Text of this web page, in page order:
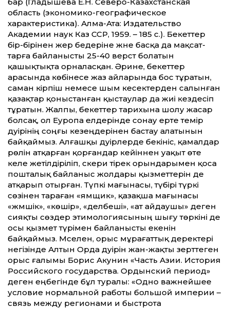
бар (Гладышева Е.Н. Северо-Казахстанская
область (экономико-географическое
характеристика). Алма-Ата: Издательство
Академии наук Каз ССР, 1959. – 185 с.). Бекет­тер
бір-бірінен жер бедеріне және басқа да мақсат­
тарға байланысты 25-40 верст болатын
қашықтықта орналасқан. Әрине, бекет­тер
арасында көбінесе жаз айларында бос тұратын,
саман кірпіш немесе шым кесектерден салынған
қазақтар қоныстанған қыстаулар да жиі кез­десіп
тұратын. Жалпы, бекет­тер тарихына шолу жасар
болсақ, ол Еуропа елдерінде сонау ерте темір
дәуірінің соңғы кезеңдерінен бастау алатынын
байқаймыз. Алғашқы дәуірлерде бекініс, қамалдар
рөлін атқарған қорғандар ке­йіннен уақыт өте
келе жетілдіріліп, әскери тірек орындарымен қоса
пошталық байланыс жолдары қызмет­терін де
атқарып отырған. Түпкі мағынасы, түбірі түркі
сөзінен тараған «ямщик», қазақша мағынасы
«жәмшік», «көшір», «делбеші», «ат айдаушы» деген
сияқты сөздер этимологиясының шығу төркіні де
осы қызмет түрімен байланысты екенін
байқаймыз. Мәселен, орыс мұрағат­тық деректері
негізінде Алтын Орда дәуірін жан-жақты зерт­теген
орыс ғалымы Борис Акунин «Часть Азии. История
Российского государства. Ордынский период»
деген еңбегінде бұл туралы: «Одно важнейшее
условие нормаль­ной работы большой империи –
связь между регионами и быстрота